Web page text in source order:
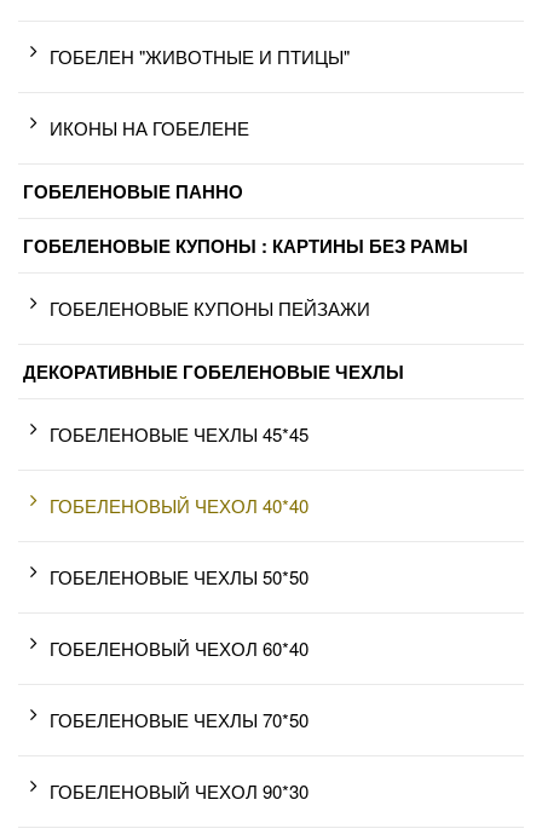
ГОБЕЛЕН "ЖИВОТНЫЕ И ПТИЦЫ"
ИКОНЫ НА ГОБЕЛЕНЕ
ГОБЕЛЕНОВЫЕ ПАННО
ГОБЕЛЕНОВЫЕ КУПОНЫ : КАРТИНЫ БЕЗ РАМЫ
ГОБЕЛЕНОВЫЕ КУПОНЫ ПЕЙЗАЖИ
ДЕКОРАТИВНЫЕ ГОБЕЛЕНОВЫЕ ЧЕХЛЫ
ГОБЕЛЕНОВЫЕ ЧЕХЛЫ 45*45
ГОБЕЛЕНОВЫЙ ЧЕХОЛ 40*40
ГОБЕЛЕНОВЫЕ ЧЕХЛЫ 50*50
ГОБЕЛЕНОВЫЙ ЧЕХОЛ 60*40
ГОБЕЛЕНОВЫЕ ЧЕХЛЫ 70*50
ГОБЕЛЕНОВЫЙ ЧЕХОЛ 90*30